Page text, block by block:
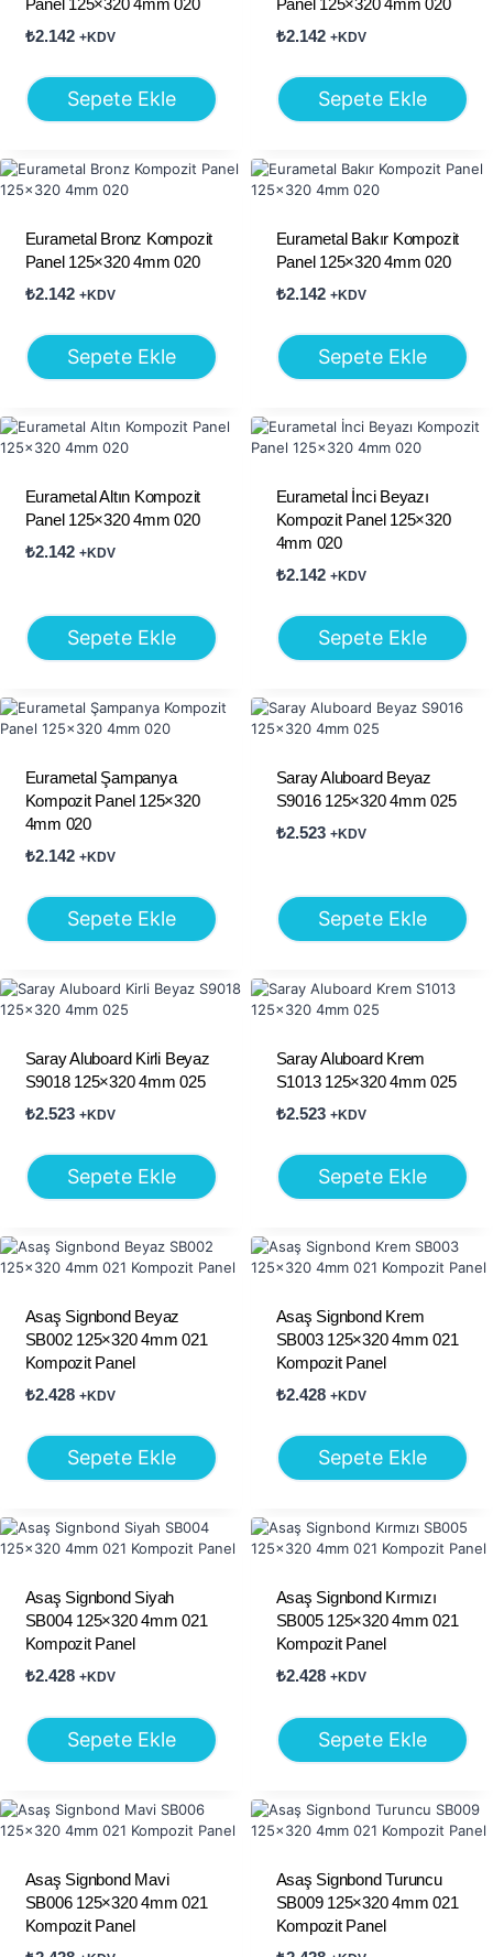
₺2.142 +KDV
Sepete Ekle
₺2.142 +KDV
Sepete Ekle
Eurametal Bronz Kompozit
Panel 125×320 4mm 020
₺2.142 +KDV
Sepete Ekle
Eurametal Bakır Kompozit
Panel 125×320 4mm 020
₺2.142 +KDV
Sepete Ekle
Eurametal Altın Kompozit
Panel 125×320 4mm 020
₺2.142 +KDV
Sepete Ekle
Eurametal İnci Beyazı
Kompozit Panel 125×320
4mm 020
₺2.142 +KDV
Sepete Ekle
Eurametal Şampanya
Kompozit Panel 125×320
4mm 020
₺2.142 +KDV
Sepete Ekle
Saray Aluboard Beyaz
S9016 125×320 4mm 025
₺2.523 +KDV
Sepete Ekle
Saray Aluboard Kirli Beyaz
S9018 125×320 4mm 025
₺2.523 +KDV
Sepete Ekle
Saray Aluboard Krem
S1013 125×320 4mm 025
₺2.523 +KDV
Sepete Ekle
Asaş Signbond Beyaz
SB002 125×320 4mm 021
Kompozit Panel
₺2.428 +KDV
Sepete Ekle
Asaş Signbond Krem
SB003 125×320 4mm 021
Kompozit Panel
₺2.428 +KDV
Sepete Ekle
Asaş Signbond Siyah
SB004 125×320 4mm 021
Kompozit Panel
₺2.428 +KDV
Sepete Ekle
Asaş Signbond Kırmızı
SB005 125×320 4mm 021
Kompozit Panel
₺2.428 +KDV
Sepete Ekle
Asaş Signbond Mavi
SB006 125×320 4mm 021
Kompozit Panel
Asaş Signbond Turuncu
SB009 125×320 4mm 021
Kompozit Panel